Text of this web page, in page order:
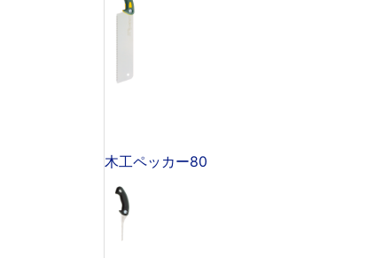
木工ペッカー80